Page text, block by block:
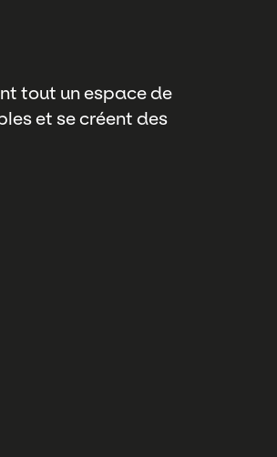
tout un espace de
et se créent des